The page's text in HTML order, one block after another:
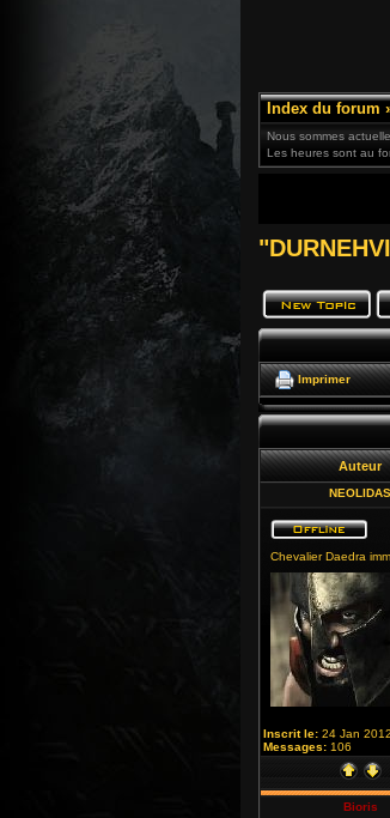
Index du forum
Nous sommes
Les heures sont au
Imprimer
Auteur
NEOLIDAS
Chevalier Daedra
Inscrit le: 24 Jan
Messages: 106
Bioris